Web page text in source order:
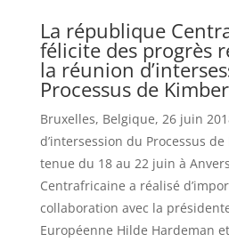
La république
félicite des progrès
la réunion
Processus de
Bruxelles, Belgique, 26 juin
d’intersession du Processus
tenue du 18 au 22 juin à
Centrafricaine a réalisé
collaboration avec la
Européenne Hilde Hardeman